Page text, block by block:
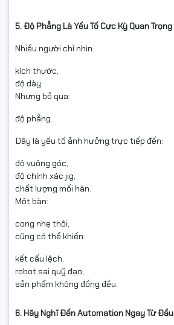
5. Độ Phẳng Là Yếu Tố Cực Kỳ Quan Trọng
Nhiều người chỉ nhìn:
kích thước,
độ dày.
Nhưng bỏ qua:
độ phẳng.
Đây là yếu tố ảnh hưởng trực tiếp đến:
độ vuông góc,
độ chính xác jig,
chất lượng mối hàn.
Một bàn:
cong nhẹ thôi,
cũng có thể khiến:
kết cấu lệch,
robot sai quỹ đạo,
sản phẩm không đồng đều.
6. Hãy Nghĩ Đến Automation Ngay Từ Đầu